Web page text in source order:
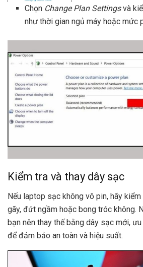
Chọn Change Plan Settingsvà
như thời gian ngủ máy hoặc mức
Kiểm tra và thay dây sạc
Nếu laptop sạc không vô pin, hãy
gãy, đứt ngầm hoặc bong tróc không.
bạn nên thay thế bằng dây sạc mới,
để đảm bảo an toàn và hiệu suất.